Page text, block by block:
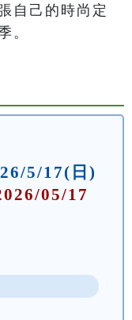
自己的時尚定
。
5/17(日)
05/17